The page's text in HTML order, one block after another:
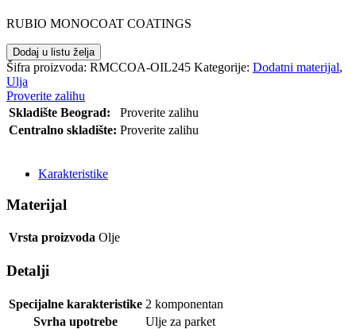
RUBIO MONOCOAT COATINGS
Dodaj u listu želja
Šifra proizvoda: RMCCOA-OIL245 Kategorije: Dodatni materijal,
Ulja
Proverite zalihu
Skladište Beograd:
Proverite zalihu
Centralno skladište: Proverite zalihu
Karakteristike
Materijal
Vrsta proizvoda Olje
Detalji
Specijalne karakteristike 2 komponentan
Svrha upotrebe
Ulje za parket